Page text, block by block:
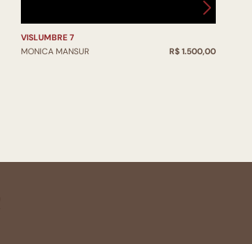
VISLUMBRE 7
MONICA MANSUR
R$ 1.500,00